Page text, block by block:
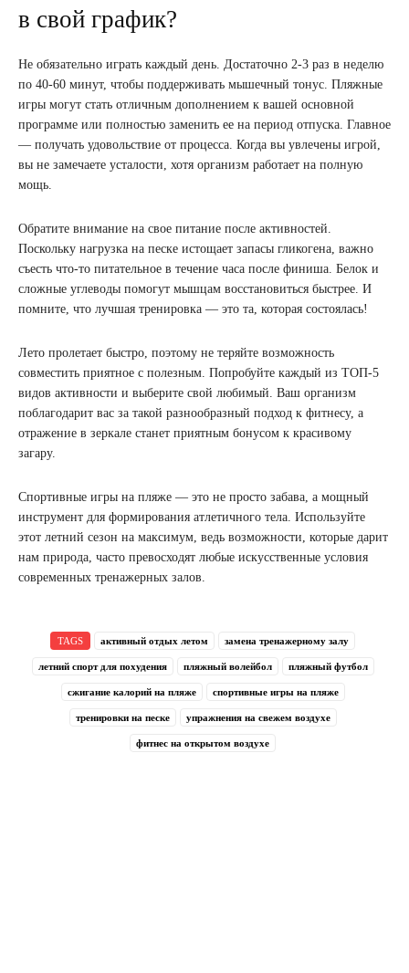
в свой график?
Не обязательно играть каждый день. Достаточно 2-3 раз в неделю
по 40-60 минут, чтобы поддерживать мышечный тонус. Пляжные
игры могут стать отличным дополнением к вашей основной
программе или полностью заменить ее на период отпуска. Главное
— получать удовольствие от процесса. Когда вы увлечены игрой,
вы не замечаете усталости, хотя организм работает на полную
мощь.
Обратите внимание на свое питание после активностей.
Поскольку нагрузка на песке истощает запасы гликогена, важно
съесть что-то питательное в течение часа после финиша. Белок и
сложные углеводы помогут мышцам восстановиться быстрее. И
помните, что лучшая тренировка — это та, которая состоялась!
Лето пролетает быстро, поэтому не теряйте возможность
совместить приятное с полезным. Попробуйте каждый из ТОП-5
видов активности и выберите свой любимый. Ваш организм
поблагодарит вас за такой разнообразный подход к фитнесу, а
отражение в зеркале станет приятным бонусом к красивому
загару.
Спортивные игры на пляже — это не просто забава, а мощный
инструмент для формирования атлетичного тела. Используйте
этот летний сезон на максимум, ведь возможности, которые дарит
нам природа, часто превосходят любые искусственные условия
современных тренажерных залов.
TAGS активный отдых летом замена тренажерному залу
летний спорт для похудения пляжный волейбол пляжный футбол
сжигание калорий на пляже спортивные игры на пляже
тренировки на песке упражнения на свежем воздухе
фитнес на открытом воздухе